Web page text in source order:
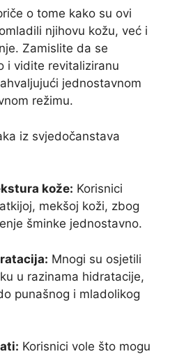
o tome kako su ovi
njihovu kožu, već i
Zamislite da se
i vidite revitaliziranu
jednostavnom
režimu.
iz svjedočanstava
kože: Korisnici
mekšoj koži, zbog
šminke jednostavno.
Mnogi su osjetili
u razinama hidratacije,
punašnog i mladolikog
Korisnici vole što mogu